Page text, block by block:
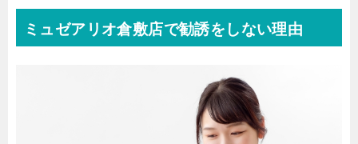
ミュゼアリオ倉敷店で勧誘をしない理由